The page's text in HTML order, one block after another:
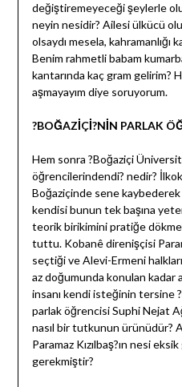
değiştiremeyeceği şeylerle
neyin nesidir? Ailesi ülkücü
olsaydı mesela, kahramanlığı
Benim rahmetli babam
kantarında kaç gram gelirim?
aşmayayım diye soruyorum.
?BOĞAZİÇİ?NİN PARLAK
Hem sonra ?Boğaziçi
öğrencilerindendi? nedir?
Boğaziçinde sene kaybederek
kendisi bunun tek başına
teorik birikimini pratiğe
tuttu. Kobanê direnişçisi
seçtiği ve Alevi-Ermeni
az doğumunda konulan kadar
insanı kendi isteğinin tersine
parlak öğrencisi Suphi Nejat
nasıl bir tutkunun ürünüdür?
Paramaz Kızılbaş?ın nesi
gerekmiştir?